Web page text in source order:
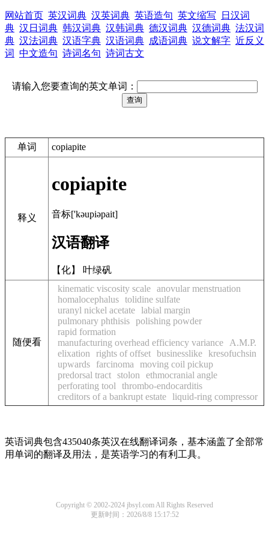
网站首页 英汉词典 汉英词典 英语造句 英文缩写
日汉词
典 汉日词典 韩汉词典 汉韩词典 德汉词典 汉德词典 法汉词
典 汉法词典 汉语字典 汉语词典 成语词典 说文解字 近反义
词 中文造句 诗词名句 诗词古文
请输入您要查询的英文单词：
单词 copiapite
释义
copiapite
音标['kəupiəpait]
汉语翻译
【化】 叶绿矾
随便看
kinematic viscosity scale anovular menstruation
homalocephalus tolidine sulfate
uranyl nickel acetate labial margin
pulmonary phthisis polishing powder
rapid formation
manufacturing overhead efficiency variance
A.M.P.
elixation
rights of offset businesslike kresofuchsin
upwards
farcinoma
moving coil pickup
predorsal tract stolon
ethmocranial angle
perforating tool
thrombo-endocarditis
creditors of a bankrupt estate liquid-ring compressor
英语词典包含435040条英汉在线翻译词条，基本涵盖了全部常
用单词的翻译及用法，是英语学习的有利工具。
Copyright © 2002-2024 jbsyl.com All Rights Reserved
更新时间：2026/8/8 15:17:52